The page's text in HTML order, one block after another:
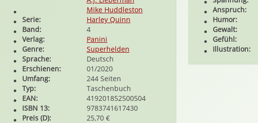
Mike Huddleston
Serie:
Harley Quinn
Band:
4
Verlag:
Panini
Genre:
Superhelden
Sprache:
Deutsch
Erschienen:
01/2020
Umfang:
244 Seiten
Typ:
Taschenbuch
EAN:
419201852500504
ISBN 13:
9783741617430
Preis (D):
25,70 €
Anspruch:
Humor:
Gewalt:
Gefühl:
Illustration: